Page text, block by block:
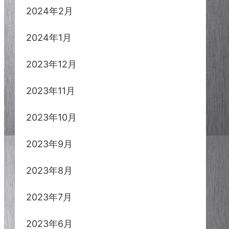
2024年2月
2024年1月
2023年12月
2023年11月
2023年10月
2023年9月
2023年8月
2023年7月
2023年6月